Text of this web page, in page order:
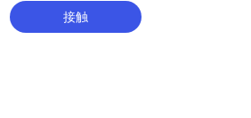
接触